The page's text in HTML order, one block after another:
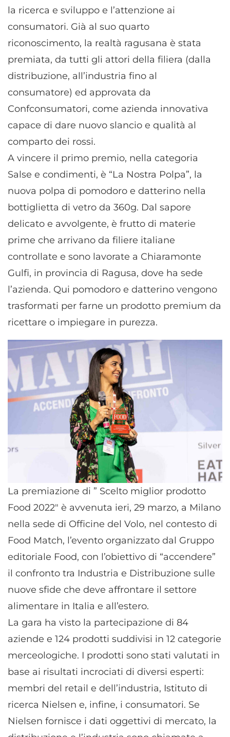
la ricerca e sviluppo e l’attenzione ai
consumatori. Già al suo quarto
riconoscimento, la realtà ragusana è stata
premiata, da tutti gli attori della filiera (dalla
distribuzione, all’industria fino al
consumatore) ed approvata da
Confconsumatori, come azienda innovativa
capace di dare nuovo slancio e qualità al
comparto dei rossi.
A vincere il primo premio, nella categoria
Salse e condimenti, è “La Nostra Polpa”, la
nuova polpa di pomodoro e datterino nella
bottiglietta di vetro da 360g. Dal sapore
delicato e avvolgente, è frutto di materie
prime che arrivano da filiere italiane
controllate e sono lavorate a Chiaramonte
Gulfi, in provincia di Ragusa, dove ha sede
l’azienda. Qui pomodoro e datterino vengono
trasformati per farne un prodotto premium da
ricettare o impiegare in purezza.
La premiazione di ” Scelto miglior prodotto
Food 2022″ è avvenuta ieri, 29 marzo, a Milano
nella sede di Officine del Volo, nel contesto di
Food Match, l’evento organizzato dal Gruppo
editoriale Food, con l’obiettivo di “accendere”
il confronto tra Industria e Distribuzione sulle
nuove sfide che deve affrontare il settore
alimentare in Italia e all’estero.
La gara ha visto la partecipazione di 84
aziende e 124 prodotti suddivisi in 12 categorie
merceologiche. I prodotti sono stati valutati in
base ai risultati incrociati di diversi esperti:
membri del retail e dell’industria, Istituto di
ricerca Nielsen e, infine, i consumatori. Se
Nielsen fornisce i dati oggettivi di mercato, la